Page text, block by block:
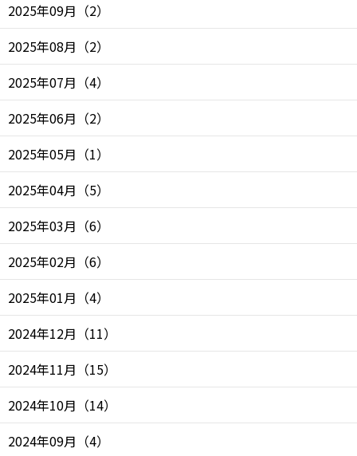
2025年09月 （2）
2025年08月 （2）
2025年07月 （4）
2025年06月 （2）
2025年05月 （1）
2025年04月 （5）
2025年03月 （6）
2025年02月 （6）
2025年01月 （4）
2024年12月 （11）
2024年11月 （15）
2024年10月 （14）
2024年09月 （4）